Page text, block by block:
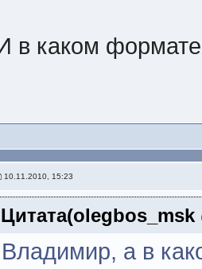
в каком
10.11.2010, 15:23
Цитата(olegbos_msk
Владимир, а в